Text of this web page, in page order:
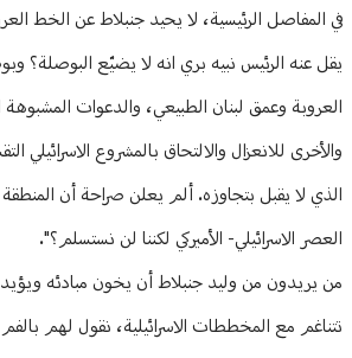
في المفاصل الرئيسية، لا يحيد جنبلاط عن الخط
يقل عنه الرئيس نبيه بري انه لا يضيّع البوصلة؟
العروبة وعمق لبنان الطبيعي، والدعوات المشبوهة
والأخرى للانعزال والالتحاق بالمشروع الاسرائيلي
الذي لا يقبل بتجاوزه. ألم يعلن صراحة أن
العصر الاسرائيلي- الأميركي لكننا لن نستسلم؟".
من يريدون من وليد جنبلاط أن يخون مبادئه ويؤيد
تتناغم مع المخططات الاسرائيلية، نقول لهم